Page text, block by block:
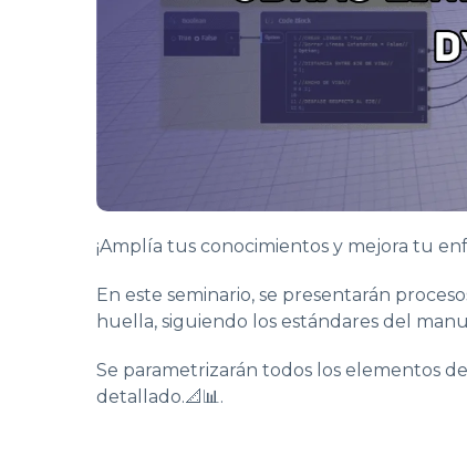
¡Amplía tus conocimientos y mejora tu
En este seminario, se presentarán
huella, siguiendo los estándares del
Se parametrizarán todos los elementos
detallado.📐📊.